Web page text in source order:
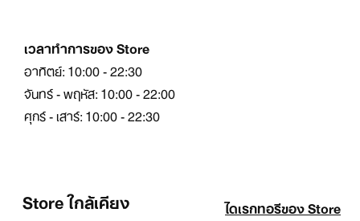
เวลาทำการของ Store
อาทิตย์: 10:00 - 22:30
จันทร์ - พฤหัส: 10:00 - 22:00
ศุกร์ - เสาร์: 10:00 - 22:30
Store ใกล้เคียง ไดเรกทอรีของ Store